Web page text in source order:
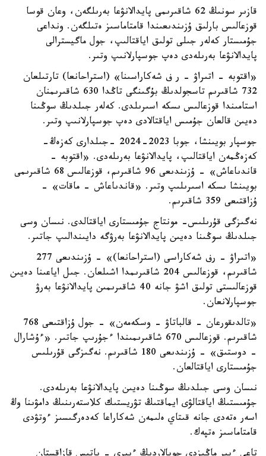
قازىر سونىڭ 62 شاقىرىمى پايدالانۋعا بەرىلگەن، وعان قوسا
قوزعالىس بارلىق ۇزىندىعىندا قامتاماسىز ەتىلگەن. ونداعى
جۇمىستار كەلەر جىلى تولىق اياقتالىپ، جول ماگيسترالى
پايدالانۋعا بەرىلەدى دەپ جوسپارلانىپ وتىر.
«اقتوبە - اتىراۋ – ر ف شەكاراسىنا» (استراحانعا) تارتىلعان
732 شاقىرىم تاسجولدىڭ بۇگىنگى تاڭدا 630 شاقىرىمنان
استامىندا قوزعالىس ىسكە اسىرىلدى. كەلەر جىلدىڭ سوڭىنا
دەيىن قالعان جۇمىس اياقتالادى دەپ جوسپارلانىپ وتىر.
جوسپار بويىنشا، جوبا 2023-2024 -جىلدارى كەزەڭ-
كەزەڭمەن اياقتالىپ، پايدالانۋعا بەرىلەدى. «اقتوبە -
قاندىاعاش» - ۇزىندىعى 96 شاقىرىم، قوزعالىس 68 شاقىرىمى
بويىنشا ىسكە اسىرىلىپ وتىر. «قاندىاعاش - ماقات» -
ۇزاقتىعى 359 شاقىرىم.
نەگىزگى قۇرىلىس- مونتاج جۇمىستارى اياقتالدى. نىسان وسى
جىلدىڭ سوڭىنا دەيىن پايدالانۋعا بەرۋگە دايىندالىپ جاتىر.
«اتىراۋ - رف شەكاراسى (استراحانعا)» - ۇزىندىعى 277
شاقىرىم، قوزعالىس 204 شاقىرىمدا اشىلعان. جىل اياعىنا دەيىن
قوزعالىستى تولىق اشۋ جانە 40 شاقىرىمىن پايدالانۋعا بەرۋ
جوسپارلانعان.
«تالدىقورعان - قالباتاۋ - وسكەمەن» - جول ۇزاقتىعى 768
شاقىرىم. قوزعالىس 670 شاقىرىمىندا ءجۇرىپ جاتىر. «ءۇشارال
- دوستىق» - ۇزىندىعى 180 شاقىرىم. نەگىزگى قۇرىلىس
جۇمىستارى اياقتالعان.
نىسان وسى جىلدىڭ سوڭىنا دەيىن پايدالانۋعا بەرىلەدى.
جۇمىستىڭ اياقتالۋى ايماقتىڭ تۋريستىك كلاستەرىنىڭ دامۋىنا وڭ
اسەر ەتەدى جانە قىتاي ەلىمەن شەكاراعا كەدەرگىسىز ءوتۋدى
قامتاماسىز ەتپەك.